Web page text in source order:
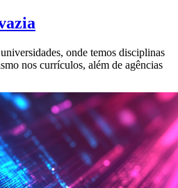
onde temos disciplinas
nos currículos, além de agências